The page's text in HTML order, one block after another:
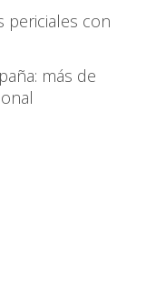
periciales con
más de